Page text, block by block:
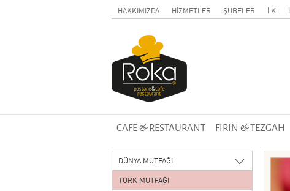
HAKKIMIZDA HİZMETLER ŞUBELER İ.K
CAFE & RESTAURANT FIRIN & TEZGAH
DÜNYA MUTFAĞI
TÜRK MUTFAĞI